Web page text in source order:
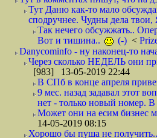
Тут Даню как-то мало
сподручнее. Чудны дела
Так нечего обсужжать..
Вот и тишина..
(-) <
Danycominfo - ну наконец-то
Через сколько НЕДЕЛЬ они
[983] 13-05-2019 22:44
В СПб в конце апреля
9 мес. назад задавал этот
нет - только новый номер.
Может они на есим бизнес
14-05-2019 08:15
Хорошо бы пуша не